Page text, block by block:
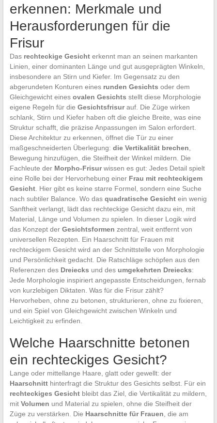
erkennen: Merkmale und
Herausforderungen für die
Frisur
Das rechteckige Gesichterkennt man an seinen markanten
Linien, einer dominanten Länge und gut ausgeprägten Winkeln,
insbesondere an Stirn und Kiefer. Im Gegensatz zu den
abgerundeten Konturen eines runden Gesichts oder dem
Gleichgewicht eines ovalen Gesichts stellt diese Morphologie
eigene Regeln für die Gesichtsfrisurauf. Die Züge wirken
schlank, Stirn und Kiefer haben oft die gleiche Breite, was eine
Struktur schafft, die präzise Anpassungen im Salon erfordert.
Diese Architektur zu erkennen, öffnet die Tür zu einer
maßgeschneiderten Überlegung: die Vertikalität brechen
Bewegung hinzufügen, die Steifheit der Winkel mildern. Die
Fachleute der Morpho-Frisurwissen es gut: Jedes Detail spielt
eine Rolle bei der Hervorhebung einer Frau mit rechteckigem
Gesicht. Hier gibt es keine starre Formel, sondern eine Suche
nach subtiler Balance. Wo das quadratische Gesichtein wenig
Sanftheit verlangt, lädt das rechteckige Gesicht dazu ein, mit
Material, Länge und Volumen zu spielen. In dieser Logik wird
das Konzept der Gesichtsformen zentral, weit entfernt von
universellen Rezepten. Ein Haarschnitt für Frauen mit
rechteckigem Gesicht wird an der Schnittstelle von Morphologie
und Persönlichkeit gedacht. Die Ratschläge schöpfen aus den
Referenzen des Dreiecks und des umgekehrten Dreiecks:
Jede Morphologie inspiriert angepasste Entscheidungen, fernab
von kurzlebigen Diktaten. Was für die Frisur zählt?
Hervorheben, ohne zu betonen, strukturieren, ohne zu fixieren,
und ein Spiel von Gleichgewicht zwischen Winkeln und
Leichtigkeit zu erfinden.
Welche Haarschnitte betonen
ein rechteckiges Gesicht?
Lange oder mittellange Haare, glatt oder gewellt: der
Haarschnitthinterfragt die Struktur des Gesichts selbst. Für ein
rechteckiges Gesichtbleibt das Ziel, die Vertikalität zu mildern,
mit Volumen und Material zu spielen, ohne die Steifheit der
Züge zu verstärken. Die Haarschnitte für Frauen , die am